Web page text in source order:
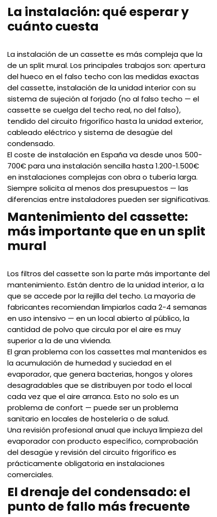
La instalación: qué esperar y
cuánto cuesta
La instalación de un cassette es más compleja que la
de un split mural. Los principales trabajos son: apertura
del hueco en el falso techo con las medidas exactas
del cassette, instalación de la unidad interior con su
sistema de sujeción al forjado (no al falso techo — el
cassette se cuelga del techo real, no del falso),
tendido del circuito frigorífico hasta la unidad exterior,
cableado eléctrico y sistema de desagüe del
condensado.
El coste de instalación en España va desde unos 500-
700€ para una instalación sencilla hasta 1.200-1.500€
en instalaciones complejas con obra o tubería larga.
Siempre solicita al menos dos presupuestos — las
diferencias entre instaladores pueden ser significativas.
Mantenimiento del cassette:
más importante que en un split
mural
Los filtros del cassette son la parte más importante del
mantenimiento. Están dentro de la unidad interior, a la
que se accede por la rejilla del techo. La mayoría de
fabricantes recomiendan limpiarlos cada 2-4 semanas
en uso intensivo — en un local abierto al público, la
cantidad de polvo que circula por el aire es muy
superior a la de una vivienda.
El gran problema con los cassettes mal mantenidos es
la acumulación de humedad y suciedad en el
evaporador, que genera bacterias, hongos y olores
desagradables que se distribuyen por todo el local
cada vez que el aire arranca. Esto no solo es un
problema de confort — puede ser un problema
sanitario en locales de hostelería o de salud.
Una revisión profesional anual que incluya limpieza del
evaporador con producto específico, comprobación
del desagüe y revisión del circuito frigorífico es
prácticamente obligatoria en instalaciones
comerciales.
El drenaje del condensado: el
punto de fallo más frecuente